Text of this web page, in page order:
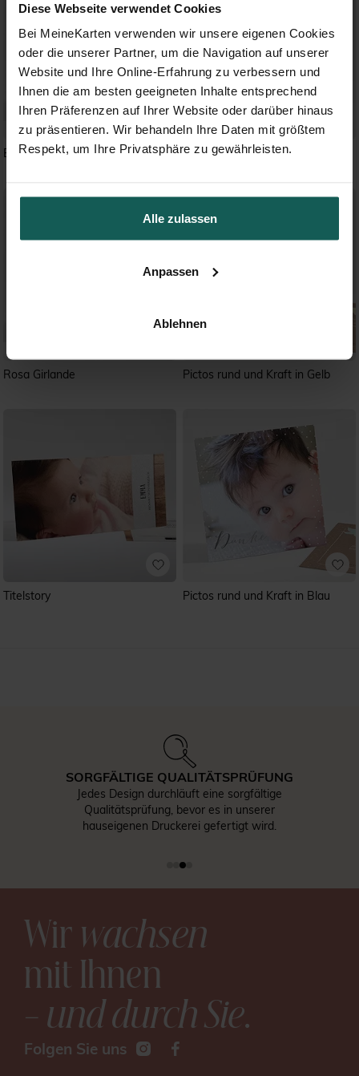
Diese Webseite verwendet Cookies
Bei MeineKarten verwenden wir unsere eigenen Cookies
oder die unserer Partner, um die Navigation auf unserer
Website und Ihre Online-Erfahrung zu verbessern und
Ihnen die am besten geeigneten Inhalte entsprechend
Ihren Präferenzen auf Ihrer Website oder darüber hinaus
zu präsentieren. Wir behandeln Ihre Daten mit größtem
Respekt, um Ihre Privatsphäre zu gewährleisten.
Alle zulassen
Anpassen
Ablehnen
Blaue Girlande Kraftpapier und Pflanzenmotiv
Rosa Girlande Pictos rund und Kraft in Gelb
Titelstory Pictos rund und Kraft in Blau
SORGFÄLTIGE QUALITÄTSPRÜFUNG
Jedes Design durchläuft eine sorgfältige
Qualitätsprüfung, bevor es in unserer
hauseigenen Druckerei gefertigt wird.
Wirwachsen
mit Ihnen
– und durch Sie.
Folgen Sie uns